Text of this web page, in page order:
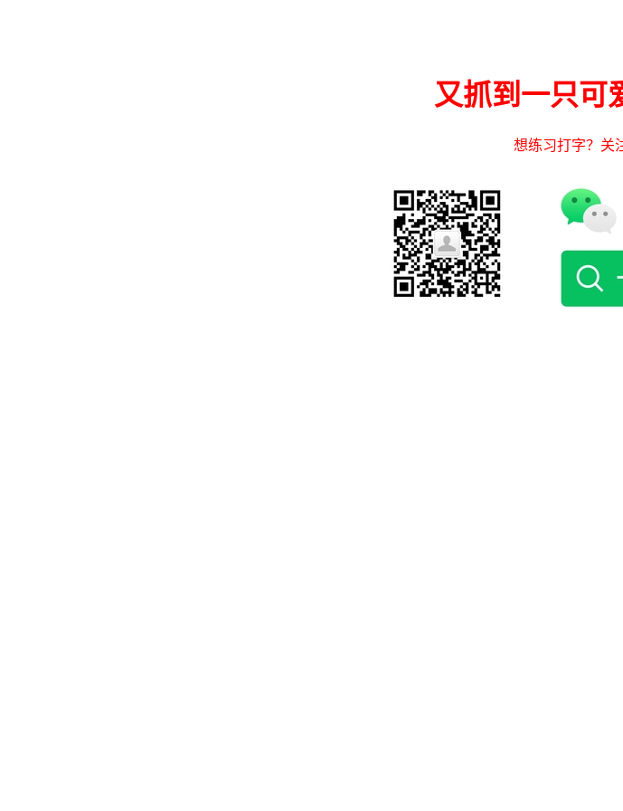
又抓到一只可
想练习打字？关